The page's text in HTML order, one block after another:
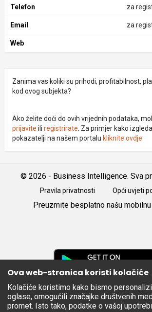
Telefon za
Email za
Web
Zanima vas koliki su prihodi, profitabilnost,
kod ovog subjekta?
Ako želite doći do ovih vrijednih podataka,
prijavite ili registrirate . Za primjer kako
pokazatelji na našem portalu kliknite ovdje
© 2026 - Business Intelligence. Sva
Pravila privatnosti Opći uvjeti
Preuzmite besplatno našu
Apple
Store
Ova web-stranica koristi kolačiće
Kolačiće koristimo kako bismo
oglase, omogućili značajke društvenih
promet. Isto tako, podatke o vašoj